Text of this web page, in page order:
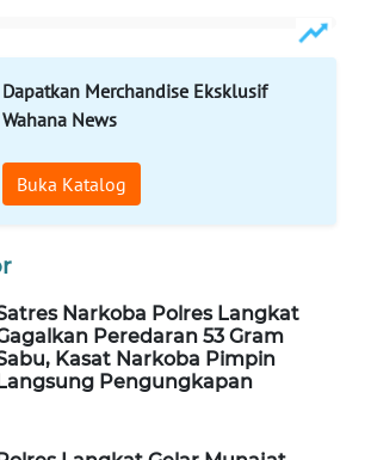
Dapatkan Merchandise Eksklusif
Wahana News
Buka Katalog
Narkoba Polres Langkat
Peredaran 53 Gram
Kasat Narkoba Pimpin
Pengungkapan